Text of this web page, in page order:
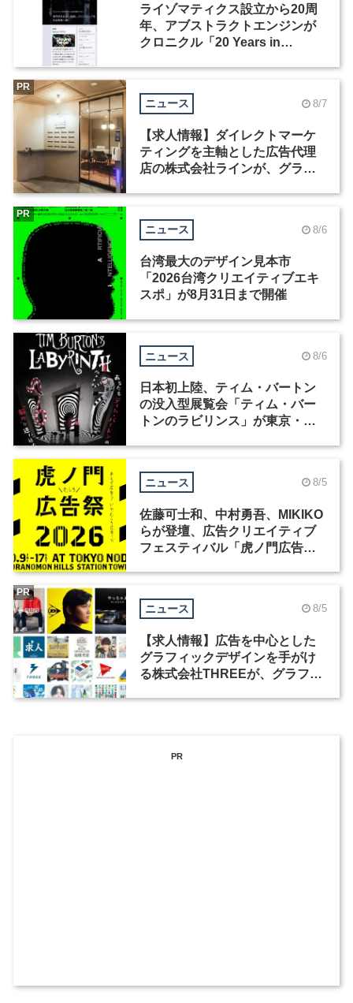
ライゾマティクス設立から20周
年、アブストラクトエンジンが
クロニクル「20 Years in
ニュース 8/7
【求人情報】ダイレクトマーケ
ティングを主軸とした広告代理
店の株式会社ラインが、グラフ
PR
ニュース 8/6
台湾最大のデザイン見本市
「2026台湾クリエイティブエキ
スポ」が8月31日まで開催
PR
ニュース 8/6
日本初上陸、ティム・バートン
の没入型展覧会「ティム・バー
トンのラビリンス」が東京・豊
ニュース 8/5
佐藤可士和、中村勇吾、MIKIKO
らが登壇、広告クリエイティブ
フェスティバル「虎ノ門広告
ニュース 8/5
【求人情報】広告を中心とした
グラフィックデザインを手がけ
る株式会社THREEが、グラフィ
PR
PR